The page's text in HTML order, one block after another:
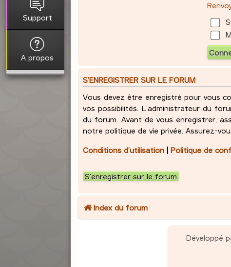
Support
A propos
S’ENREGISTRER SUR LE FORUM
Vous devez être enregistré pour vous
vos possibilités. L’administrateur du
du forum. Avant de vous enregistrer,
notre politique de vie privée. Assurez-
Conditions d’utilisation |Politique de
S’enregistrer sur le forum
Index du forum
Développé